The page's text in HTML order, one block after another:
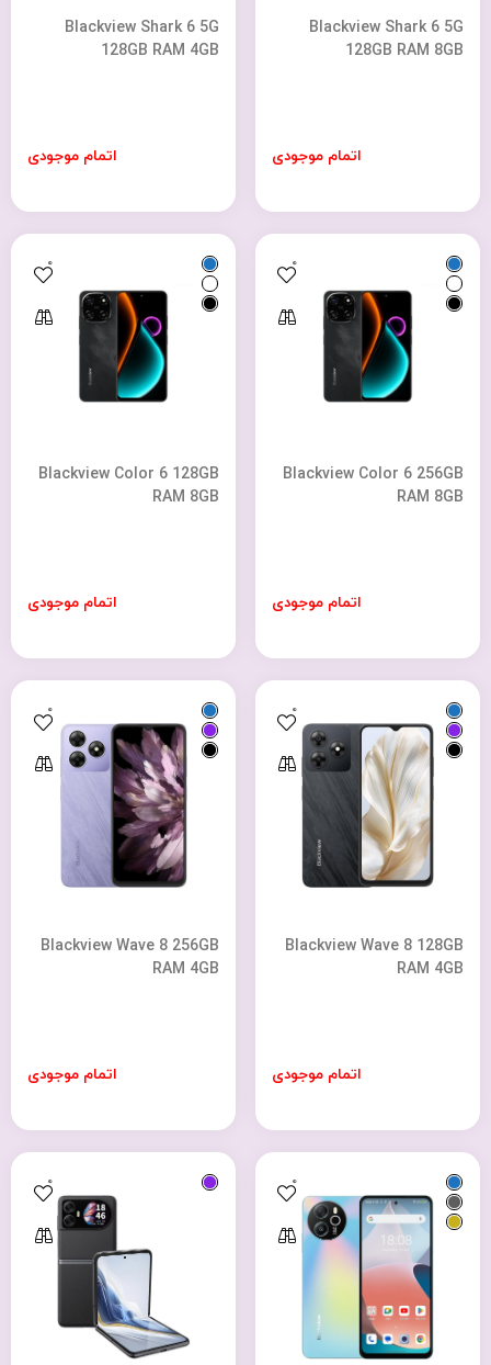
Blackview Shark 6 5G
128GB RAM 8GB
اتمام موجودی
Blackview Shark 6 5G
128GB RAM 4GB
اتمام موجودی
Blackview Color 6 256GB
RAM 8GB
اتمام موجودی
0
Blackview Color 6 128GB
RAM 8GB
اتمام موجودی
0
Blackview Wave 8 128GB
RAM 4GB
اتمام موجودی
0
Blackview Wave 8 256GB
RAM 4GB
اتمام موجودی
0
0
0